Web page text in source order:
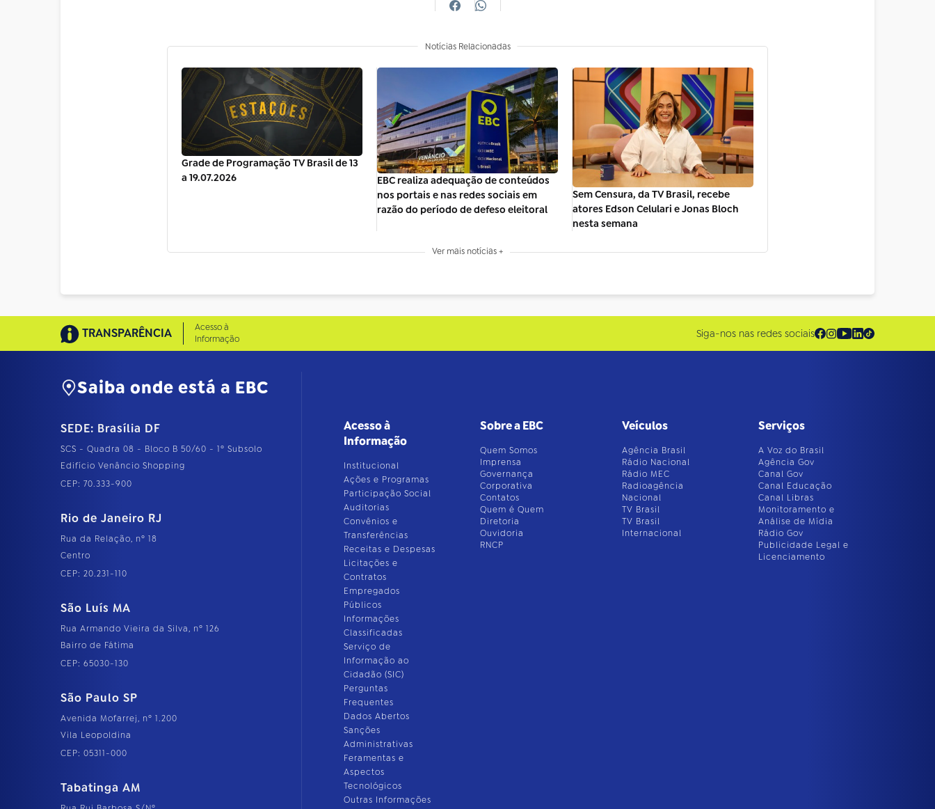
Notícias Relacionadas
Grade de Programação TV Brasil de 13
a 19.07.2026
EBC realiza adequação de conteúdos
nos portais e nas redes sociais em
razão do período de defeso eleitoral
Sem Censura, da TV Brasil, recebe
atores Edson Celulari e Jonas Bloch
nesta semana
Ver mais notícias +
TRANSPARÊNCIA
Acesso à
Informação
Siga-nos nas redes sociais
Saiba onde está a EBC
SEDE: Brasília DF
SCS - Quadra 08 - Bloco B 50/60 - 1º Subsolo
Edifício Venâncio Shopping
CEP: 70.333-900
Rio de Janeiro RJ
Rua da Relação, nº 18
Centro
CEP: 20.231-110
São Luís MA
Rua Armando Vieira da Silva, nº 126
Bairro de Fátima
CEP: 65030-130
São Paulo SP
Avenida Mofarrej, nº 1.200
Vila Leopoldina
CEP: 05311-000
Tabatinga AM
Acesso à
Informação
Institucional
Ações e Programas
Participação Social
Auditorias
Convênios e
Transferências
Receitas e Despesas
Licitações e
Contratos
Empregados
Públicos
Informações
Classificadas
Serviço de
Informação ao
Cidadão (SIC)
Perguntas
Frequentes
Dados Abertos
Sanções
Administrativas
Feramentas e
Aspectos
Tecnológicos
Outras Informações
Sobre a EBC
Quem Somos
Imprensa
Governança
Corporativa
Contatos
Quem é Quem
Diretoria
Ouvidoria
RNCP
Veículos
Agência Brasil
Rádio Nacional
Rádio MEC
Radioagência
Nacional
TV Brasil
TV Brasil
Internacional
Serviços
A Voz do Brasil
Agência Gov
Canal Gov
Canal Educação
Canal Libras
Monitoramento e
Análise de Mídia
Rádio Gov
Publicidade Legal e
Licenciamento